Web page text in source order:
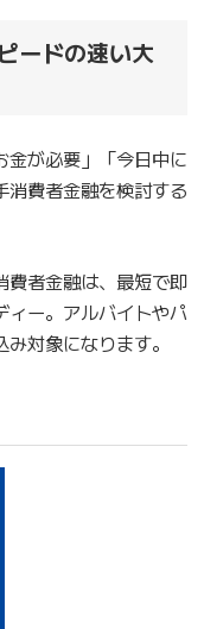
ードの速い大
金が必要」「今日中に
消費者金融を検討する
費者金融は、最短で即
ィー。アルバイトやパ
対象になります。